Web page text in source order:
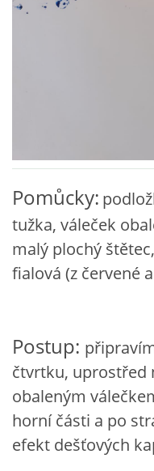
VZDĚLÁVACÍ BLOK
VÝTVARNÉ POMŮCKY
VÝTVARNÉ AKTIVITY -
VÝTVARNÉ AKTIVITY -
Pomůcky:
tužka, váleček
malý plochý
fialová (z červené
Postup:
čtvrtku, uprostřed
obaleným
horní části a po
efekt dešťových